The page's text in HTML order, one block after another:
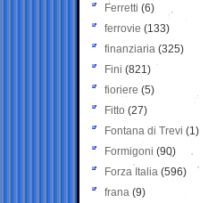
Ferretti (6)
ferrovie (133)
finanziaria (325)
Fini (821)
fioriere (5)
Fitto (27)
Fontana di Trevi (1)
Formigoni (90)
Forza Italia (596)
frana (9)